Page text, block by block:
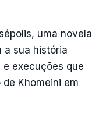
uma novela
a sua história
e execuções que
Khomeini em